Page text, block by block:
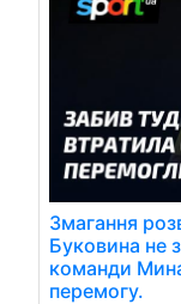
Змагання
Буковина не
команди
перемогу.